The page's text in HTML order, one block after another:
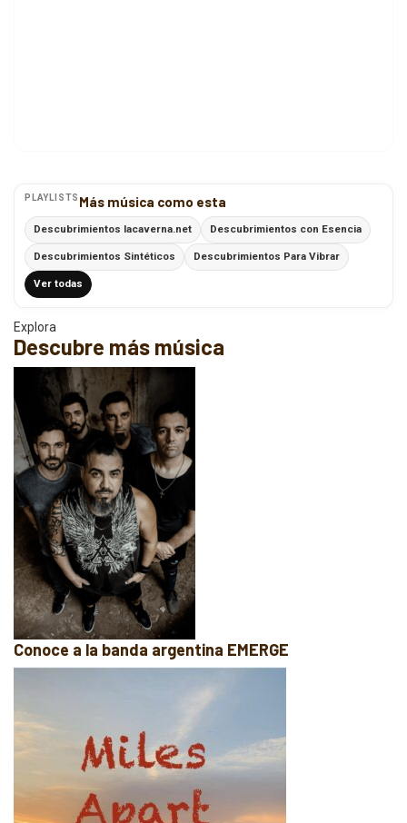
PLAYLISTS Más música como esta
Descubrimientos lacaverna.net Descubrimientos con Esencia
Descubrimientos Sintéticos Descubrimientos Para Vibrar
Ver todas
Explora
Descubre más música
Conoce a la banda argentina EMERGE